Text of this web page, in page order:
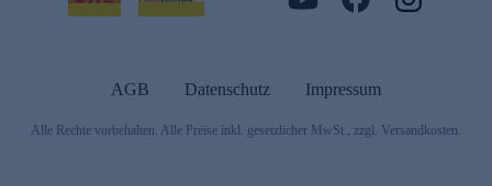
AGB Datenschutz Impressum
Alle Rechte vorbehalten. Alle Preise inkl. gesetzlicher MwSt., zzgl. Versandkosten.